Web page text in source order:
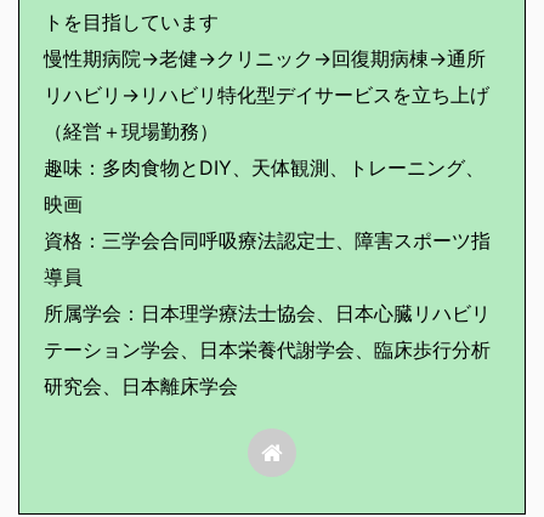
トを目指しています
慢性期病院→老健→クリニック→回復期病棟→通所
リハビリ→リハビリ特化型デイサービスを立ち上げ
（経営＋現場勤務）
趣味：多肉食物とDIY、天体観測、トレーニング、
映画
資格：三学会合同呼吸療法認定士、障害スポーツ指
導員
所属学会：日本理学療法士協会、日本心臓リハビリ
テーション学会、日本栄養代謝学会、臨床歩行分析
研究会、日本離床学会